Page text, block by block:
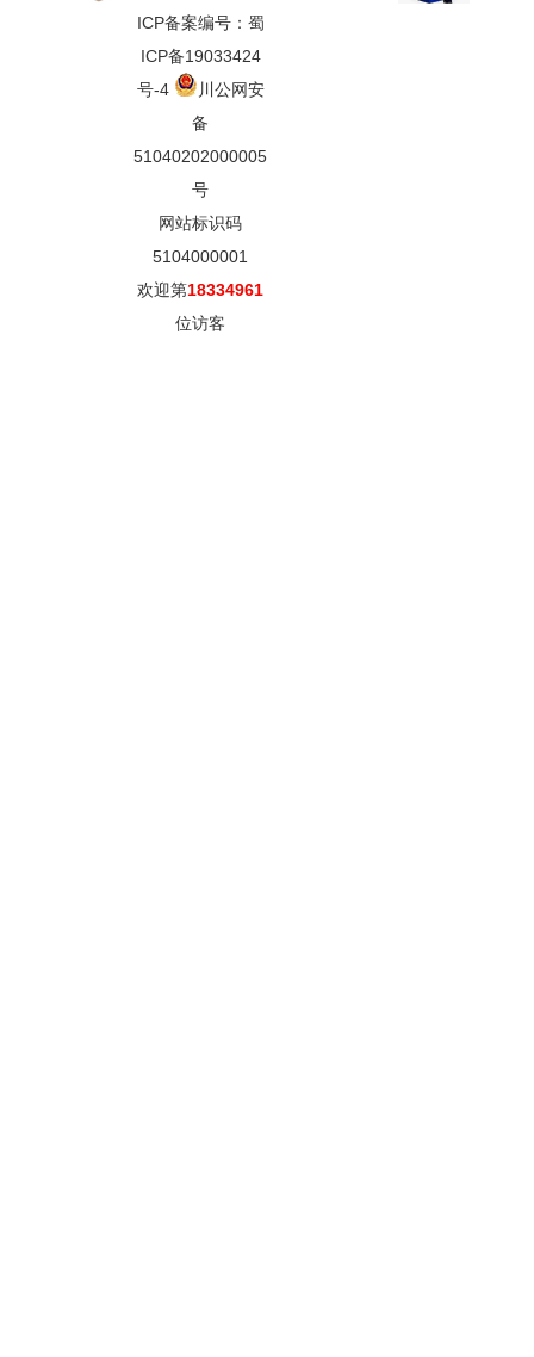
ICP备案编号：蜀
ICP备19033424
号-4
川公网安
备
51040202000005
号
网站标识码
5104000001
欢迎第18334961
位访客